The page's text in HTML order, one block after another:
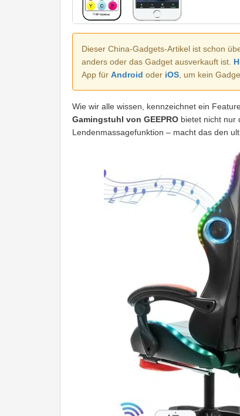
Dieser China-Gadgets-Artikel ist schon
anders oder das Gadget ausverkauft ist.
App für Android oder iOS , um kein
Wie wir alle wissen, kennzeichnet ein
Gamingstuhl von GEEPRO bietet nicht nur
Lendenmassagefunktion – macht das den